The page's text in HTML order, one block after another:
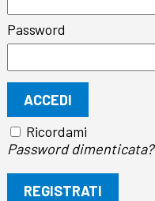
Password
Ricordami
Password dimenticata?
REGISTRATI